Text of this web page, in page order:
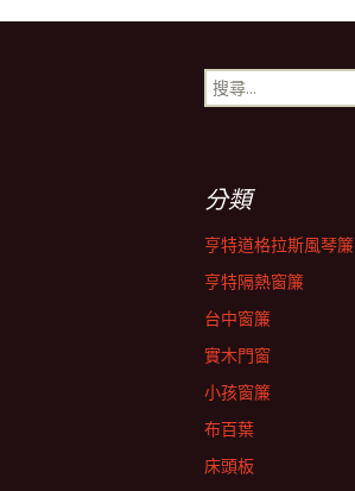
章
搜
尋
分類
亨特道格拉斯風琴簾
亨特隔熱窗簾
台中窗簾
實木門窗
小孩窗簾
布百葉
床頭板